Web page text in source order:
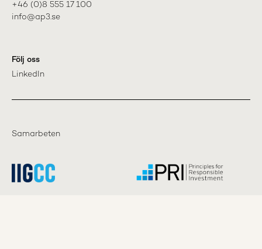
+46 (0)8 555 17 100
info@ap3.se
Följ oss
LinkedIn
Samarbeten